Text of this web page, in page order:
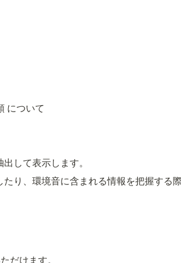
について
して表示します。
り、環境音に含まれる情報を把握する際
けます。